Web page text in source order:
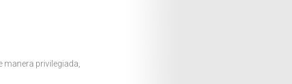
privilegiada,